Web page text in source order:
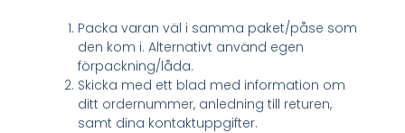
Packa varan väl i samma paket/påse som
den kom i. Alternativt använd egen
förpackning/låda.
Skicka med ett blad med information om
ditt ordernummer, anledning till returen,
samt dina kontaktuppgifter.